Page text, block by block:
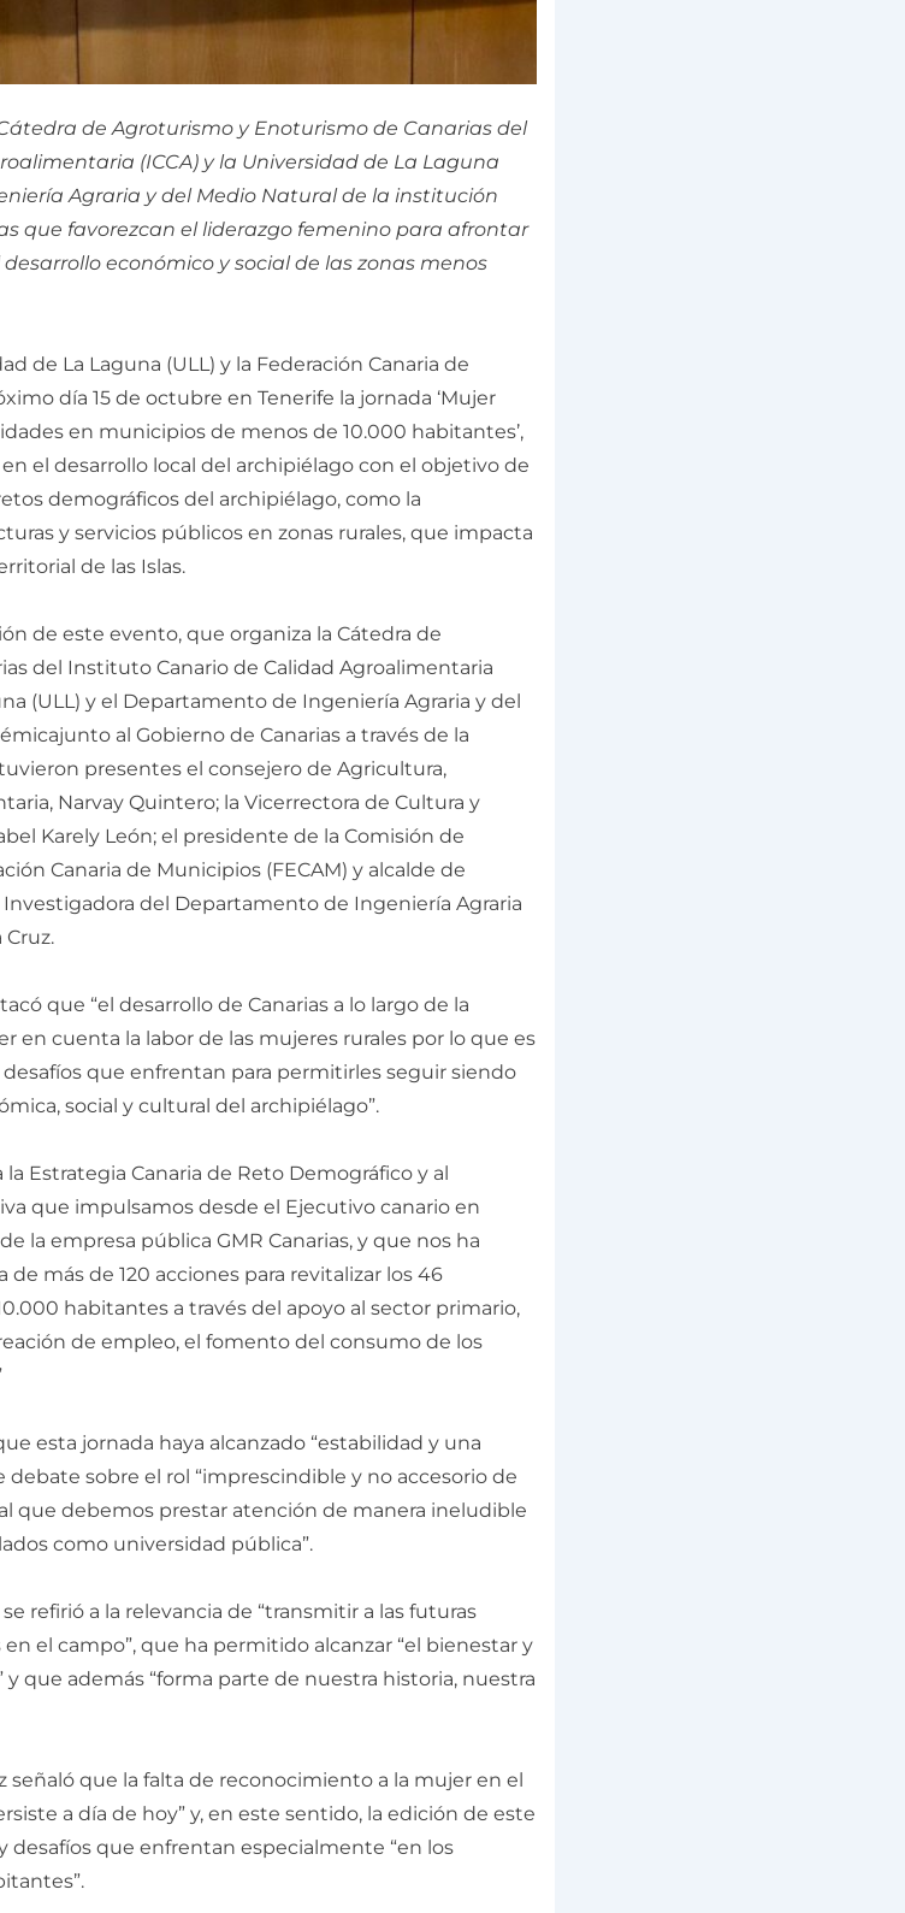
de Agroturismo y Enoturismo de Canarias del
(ICCA) y la Universidad de La Laguna
Agraria y del Medio Natural de la institución
que favorezcan el liderazgo femenino para afrontar
económico y social de las zonas menos
de La Laguna (ULL) y la Federación Canaria de
día 15 de octubre en Tenerife la jornada ‘Mujer
en municipios de menos de 10.000 habitantes’,
el desarrollo local del archipiélago con el objetivo de
demográficos del archipiélago, como la
y servicios públicos en zonas rurales, que impacta
de las Islas.
de este evento, que organiza la Cátedra de
del Instituto Canario de Calidad Agroalimentaria
(ULL) y el Departamento de Ingeniería Agraria y del
al Gobierno de Canarias a través de la
presentes el consejero de Agricultura,
Narvay Quintero; la Vicerrectora de Cultura y
Karely León; el presidente de la Comisión de
Canaria de Municipios (FECAM) y alcalde de
del Departamento de Ingeniería Agraria
Cruz.
que “el desarrollo de Canarias a lo largo de la
en cuenta la labor de las mujeres rurales por lo que es
que enfrentan para permitirles seguir siendo
social y cultural del archipiélago”.
Estrategia Canaria de Reto Demográfico y al
que impulsamos desde el Ejecutivo canario en
la empresa pública GMR Canarias, y que nos ha
más de 120 acciones para revitalizar los 46
habitantes a través del apoyo al sector primario,
de empleo, el fomento del consumo de los
esta jornada haya alcanzado “estabilidad y una
sobre el rol “imprescindible y no accesorio de
que debemos prestar atención de manera ineludible
como universidad pública”.
refirió a la relevancia de “transmitir a las futuras
el campo”, que ha permitido alcanzar “el bienestar y
que además “forma parte de nuestra historia, nuestra
señaló que la falta de reconocimiento a la mujer en el
a día de hoy” y, en este sentido, la edición de este
desafíos que enfrentan especialmente “en los